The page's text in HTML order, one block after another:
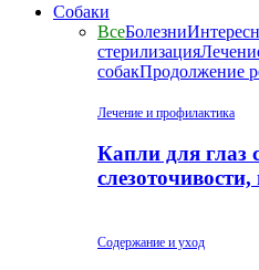
Собаки
ВсеБолезни
стерилизация
собакПродолжение
Лечение и профилактика
Капли для глаз
Содержание и уход